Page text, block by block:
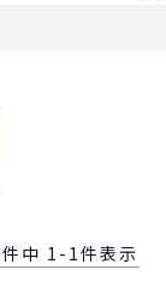
件中 1 - 1件表示